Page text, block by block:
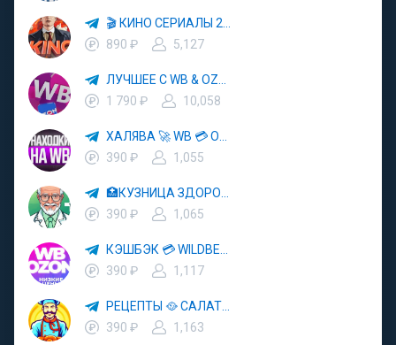
890 ₽
5,127
1 790 ₽
10,058
390 ₽
1,055
390 ₽
1,065
390 ₽
1,117
390 ₽
1,163